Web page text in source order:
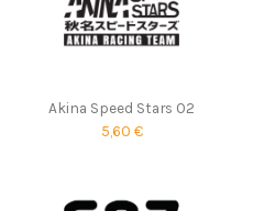
Akina Speed Stars 02
5,60 €